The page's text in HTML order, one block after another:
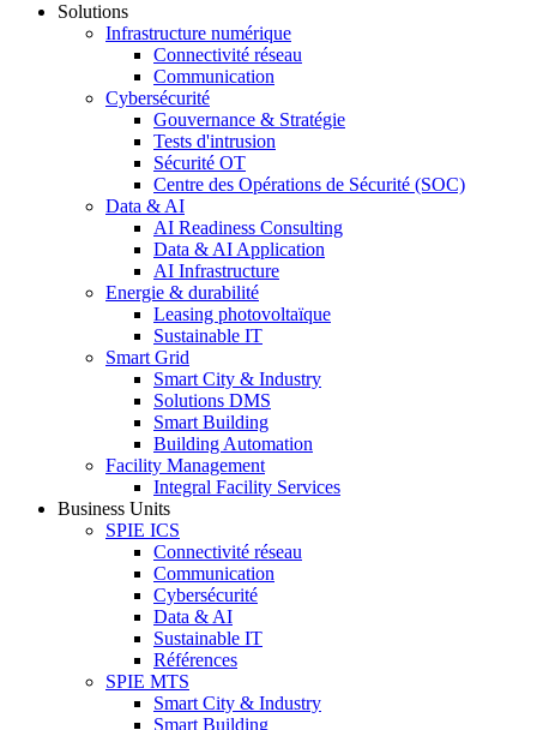
Solutions
Infrastructure numérique
Connectivité réseau
Communication
Cybersécurité
Gouvernance & Stratégie
Tests d'intrusion
Sécurité OT
Centre des Opérations de Sécurité (SOC)
Data & AI
AI Readiness Consulting
Data & AI Application
AI Infrastructure
Energie & durabilité
Leasing photovoltaïque
Sustainable IT
Smart Grid
Smart City & Industry
Solutions DMS
Smart Building
Building Automation
Facility Management
Integral Facility Services
Business Units
SPIE ICS
Connectivité réseau
Communication
Cybersécurité
Data & AI
Sustainable IT
Références
SPIE MTS
Smart City & Industry
Smart Building